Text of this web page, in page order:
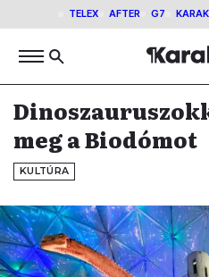
TELEX AFTER G7
meg a Biodómot
KULTÚRA